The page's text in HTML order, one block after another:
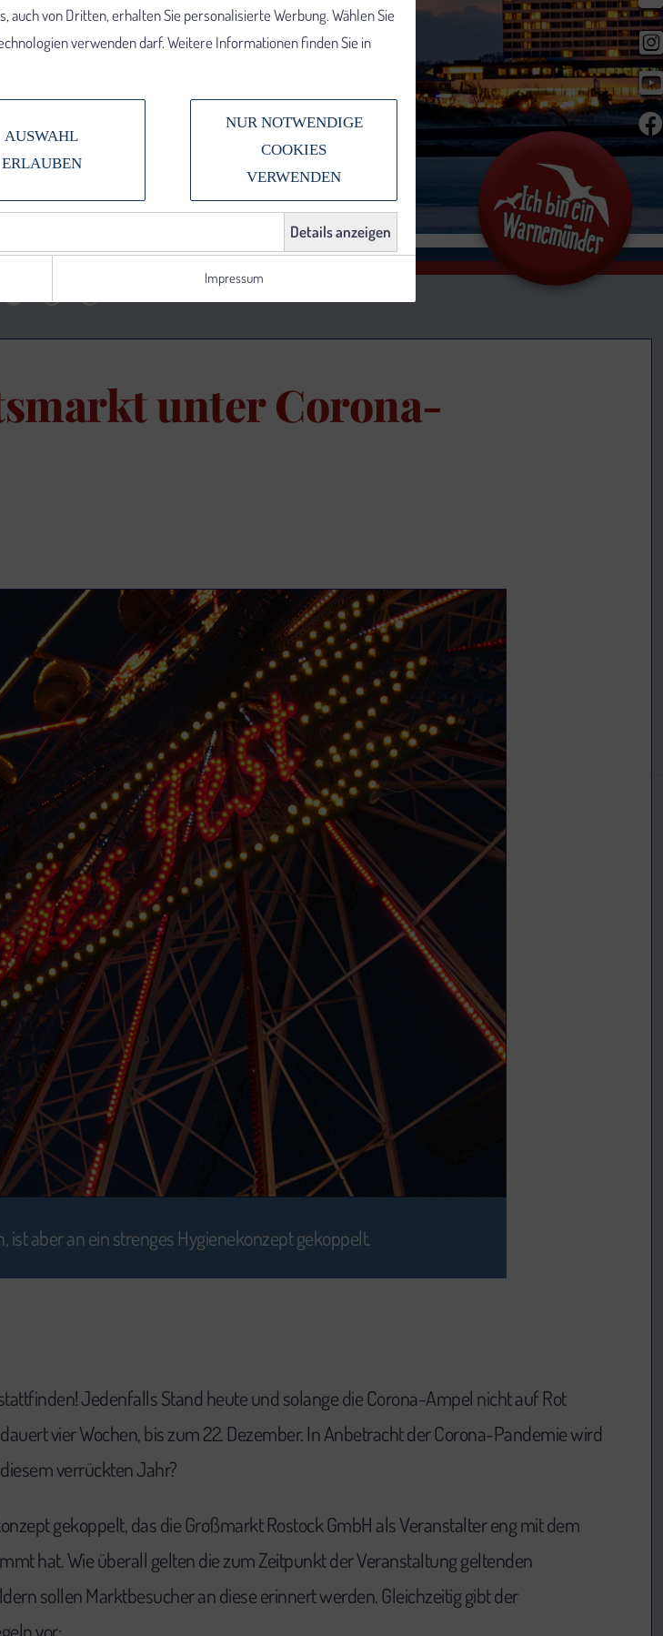
unter Corona-
aber an ein strenges Hygienekonzept gekoppelt.
Jedenfalls Stand heute und solange die Corona-Ampel nicht auf Rot
vier Wochen, bis zum 22. Dezember. In Anbetracht der Corona-Pandemie wird
verrückten Jahr?
gekoppelt, das die Großmarkt Rostock GmbH als Veranstalter eng mit dem
hat. Wie überall gelten die zum Zeitpunkt der Veranstaltung geltenden
sollen Marktbesucher an diese erinnert werden. Gleichzeitig gibt der
vor:
von Dritten, erhalten Sie personalisierte Werbung. Wählen Sie
verwenden darf. Weitere Informationen finden Sie in
AUSWAHL
ERLAUBEN
NUR NOTWENDIGE
COOKIES
VERWENDEN
Details anzeigen
Impressum